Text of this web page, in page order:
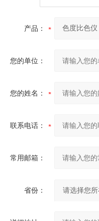
产品：
您的单位：
您的姓名：
联系电话：
常用邮箱：
省份：